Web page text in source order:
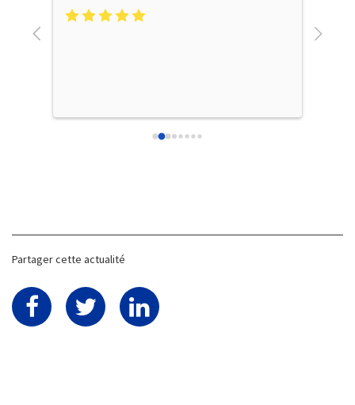
Très
Partager cette actualité